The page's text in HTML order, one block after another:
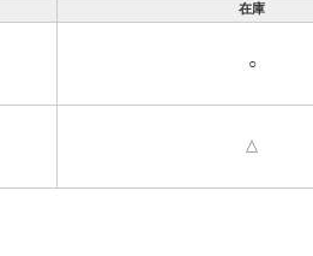
在庫
○
△